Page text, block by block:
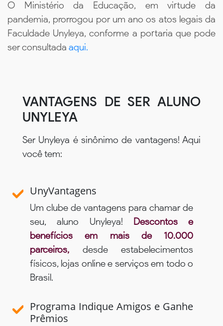
O Ministério da Educação, em virtude da
pandemia, prorrogou por um ano os atos legais da
Faculdade Unyleya, conforme a portaria que pode
ser consultada aqui.
VANTAGENS DE SER ALUNO
UNYLEYA
Ser Unyleya é sinônimo de vantagens! Aqui
você tem:
UnyVantagens
Um clube de vantagens para chamar de
seu, aluno Unyleya! Descontos e
benefícios em mais de 10.000
parceiros, desde estabelecimentos
físicos, lojas online e serviços em todo o
Brasil.
Programa Indique Amigos e Ganhe
Prêmios